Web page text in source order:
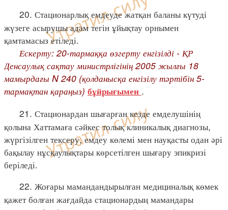
20. Стационарлық емдеуде жатқан баланы күтуді
жүзеге асырушы адам тегін ұйықтау орнымен
қамтамасыз етіледі.
Ескерту: 20-тармаққа өзгерту енгізілді - ҚР
Денсаулық сақтау министрлігінің 2005 жылғы 18
мамырдағы N 240 (қолданысқа енгізілу тәртібін 5-
тармақтан қараңыз) бұйрығымен .
21. Стационардан шығарған кезде емделушінің
қолына Хаттамаға сәйкес толық клиникалық диагнозы,
жүргізілген тексеру, емдеу көлемі мен науқасты одан әрі
бақылау нұсқаулықтары көрсетілген шығару эпикризі
беріледі.
22. Жоғары мамандандырылған медициналық көмек
қажет болған жағдайда стационардың мамандары